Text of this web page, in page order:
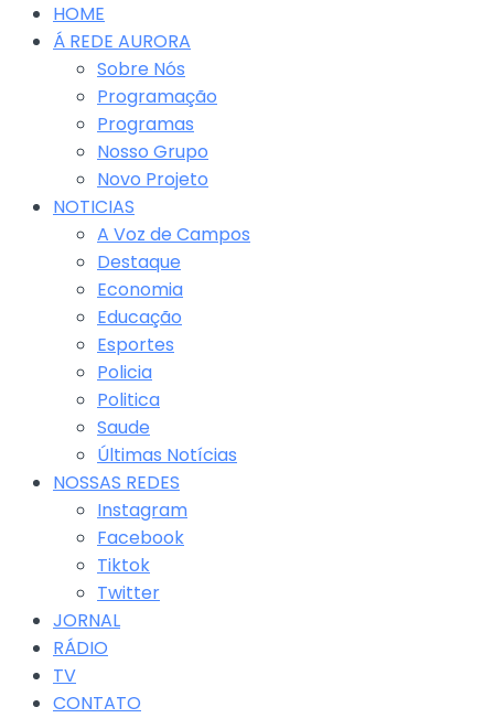
HOME
Á REDE AURORA
Sobre Nós
Programação
Programas
Nosso Grupo
Novo Projeto
NOTICIAS
A Voz de Campos
Destaque
Economia
Educação
Esportes
Policia
Politica
Saude
Últimas Notícias
NOSSAS REDES
Instagram
Facebook
Tiktok
Twitter
JORNAL
RÁDIO
TV
CONTATO